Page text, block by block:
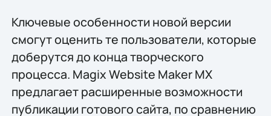
Ключевые особенности новой версии
смогут оценить те пользователи, которые
доберутся до конца творческого
процесса. Magix Website Maker MX
предлагает расширенные возможности
публикации готового сайта, по сравнению